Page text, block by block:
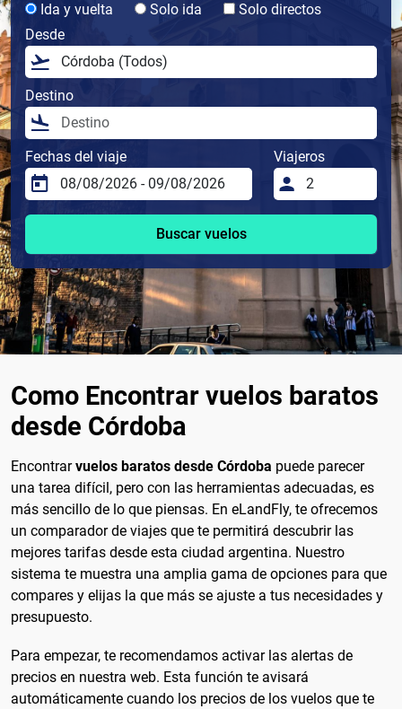
Ida y vuelta Solo ida
Solo directos
Desde
Destino
Fechas del viaje Viajeros
Buscar vuelos
Como Encontrar vuelos baratos
desde Córdoba
Encontrarvuelos baratos desde Córdoba puede parecer
una tarea difícil, pero con las herramientas adecuadas, es
más sencillo de lo que piensas. En eLandFly, te ofrecemos
un comparador de viajes que te permitirá descubrir las
mejores tarifas desde esta ciudad argentina. Nuestro
sistema te muestra una amplia gama de opciones para que
compares y elijas la que más se ajuste a tus necesidades y
presupuesto.
Para empezar, te recomendamos activar las alertas de
precios en nuestra web. Esta función te avisará
automáticamente cuando los precios de los vuelos que te